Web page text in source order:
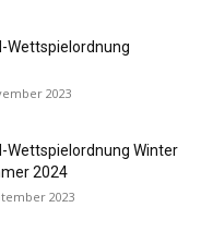
Wettspielordnung
2023
Wettspielordnung Winter
2024
2023